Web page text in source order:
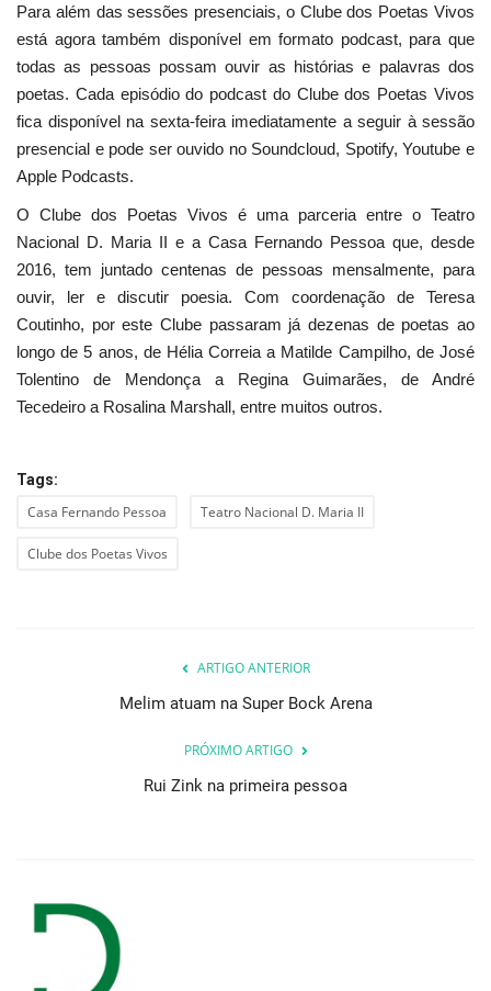
Para além das sessões presenciais, o Clube dos Poetas Vivos
está agora também disponível em formato podcast, para que
todas as pessoas possam ouvir as histórias e palavras dos
poetas. Cada episódio do podcast do Clube dos Poetas Vivos
fica disponível na sexta-feira imediatamente a seguir à sessão
presencial e pode ser ouvido no Soundcloud, Spotify, Youtube e
Apple Podcasts.
O Clube dos Poetas Vivos é uma parceria entre o Teatro
Nacional D. Maria II e a Casa Fernando Pessoa que, desde
2016, tem juntado centenas de pessoas mensalmente, para
ouvir, ler e discutir poesia. Com coordenação de Teresa
Coutinho, por este Clube passaram já dezenas de poetas ao
longo de 5 anos, de Hélia Correia a Matilde Campilho, de José
Tolentino de Mendonça a Regina Guimarães, de André
Tecedeiro a Rosalina Marshall, entre muitos outros.
Tags:
Casa Fernando Pessoa Teatro Nacional D. Maria II
Clube dos Poetas Vivos
ARTIGO ANTERIOR
Melim atuam na Super Bock Arena
PRÓXIMO ARTIGO
Rui Zink na primeira pessoa